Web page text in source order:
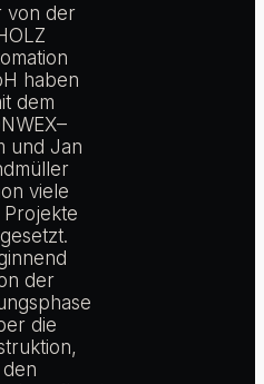
von der
haben
dem
und Jan
viele
der
die
den